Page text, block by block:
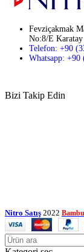
Fevziçakmak
No:8/E
Telefon: +90
Whatsapp: +90
Bizi Takip Edin
Nitro Satış 2022